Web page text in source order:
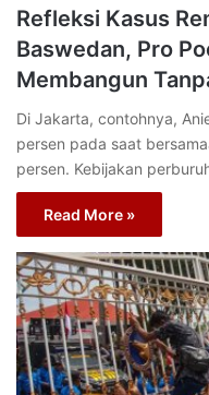
Refleksi Kasus
Baswedan, Pro
Membangun
Di Jakarta, contohnya,
persen pada saat
persen. Kebijakan
Read More »